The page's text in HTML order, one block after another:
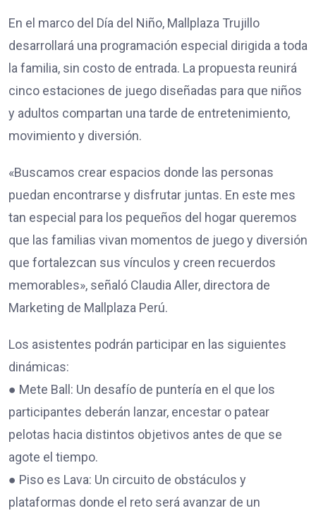
En el marco del Día del Niño, Mallplaza Trujillo
desarrollará una programación especial dirigida a toda
la familia, sin costo de entrada. La propuesta reunirá
cinco estaciones de juego diseñadas para que niños
y adultos compartan una tarde de entretenimiento,
movimiento y diversión.
«Buscamos crear espacios donde las personas
puedan encontrarse y disfrutar juntas. En este mes
tan especial para los pequeños del hogar queremos
que las familias vivan momentos de juego y diversión
que fortalezcan sus vínculos y creen recuerdos
memorables», señaló Claudia Aller, directora de
Marketing de Mallplaza Perú.
Los asistentes podrán participar en las siguientes
dinámicas:
● Mete Ball: Un desafío de puntería en el que los
participantes deberán lanzar, encestar o patear
pelotas hacia distintos objetivos antes de que se
agote el tiempo.
● Piso es Lava: Un circuito de obstáculos y
plataformas donde el reto será avanzar de un